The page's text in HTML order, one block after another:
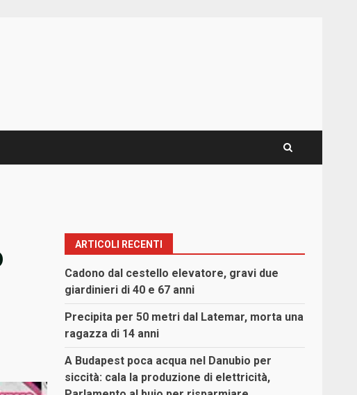
ARTICOLI RECENTI
Cadono dal cestello elevatore, gravi due
giardinieri di 40 e 67 anni
Precipita per 50 metri dal Latemar, morta una
ragazza di 14 anni
A Budapest poca acqua nel Danubio per
siccità: cala la produzione di elettricità,